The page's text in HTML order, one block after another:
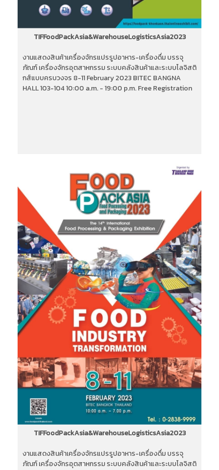
TIFFoodPackAsia&WarehouseLogisticsAsia2023
งานแสดงสินค้าเครื่องจักรแปรรูปอาหาร-เครื่องดื่ม บรรจุ
ภัณฑ์ เครื่องจักรอุตสาหกรรม ระบบคลังสินค้าและระบบโลจิสติ
กส์แบบครบวงจร 8-11 February 2023 BITEC BANGNA
HALL 103-104 10:00 a.m. - 19:00 p.m. Free Registration
TIFFoodPackAsia&WarehouseLogisticsAsia2023
งานแสดงสินค้าเครื่องจักรแปรรูปอาหาร-เครื่องดื่ม บรรจุ
ภัณฑ์ เครื่องจักรอุตสาหกรรม ระบบคลังสินค้าและระบบโลจิสติ